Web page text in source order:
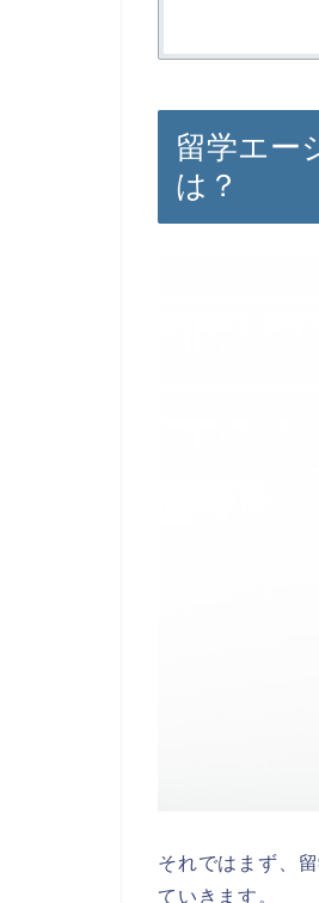
留学エー
は？
それではまず、
ていきます。